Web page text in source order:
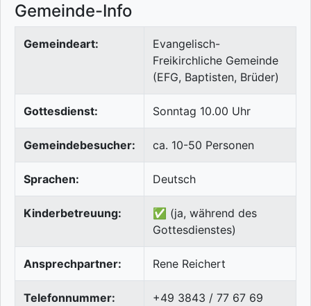
Gemeinde-Info
Gemeindeart:
Evangelisch-
Freikirchliche Gemeinde
(EFG, Baptisten, Brüder)
Gottesdienst: Sonntag 10.00 Uhr
Gemeindebesucher: ca. 10-50 Personen
Sprachen: Deutsch
Kinderbetreuung:
✅ (ja, während des
Gottesdienstes)
Ansprechpartner: Rene Reichert
Telefonnummer: +49 3843 / 77 67 69